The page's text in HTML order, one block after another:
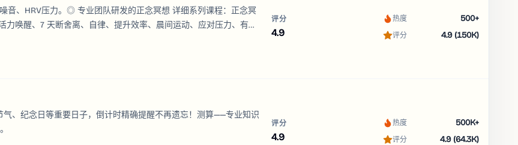
音、HRV压力。◎ 专业团队研发的正念冥想 详细系列课程：正念冥
力唤醒、7 天断舍离、自律、提升效率、晨间运动、应对压力、有效
通过专注记录报告将专注场景、番茄钟数据可视化，查看专注时长
评分
4.9
热度 500+
评分 4.9 (150K)
、纪念日等重要日子，倒计时精确提醒不再遗忘！测算——专业知识
评分
4.9
热度 500K+
评分 4.9 (64.3K)